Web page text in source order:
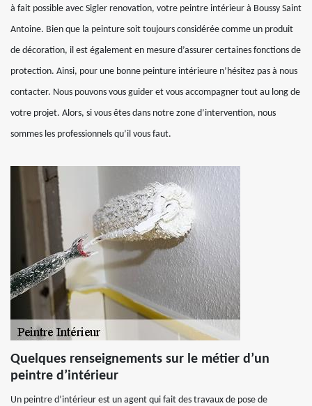
à fait possible avec Sigler renovation, votre peintre intérieur à Boussy Saint
Antoine. Bien que la peinture soit toujours considérée comme un produit
de décoration, il est également en mesure d’assurer certaines fonctions de
protection. Ainsi, pour une bonne peinture intérieure n’hésitez pas à nous
contacter. Nous pouvons vous guider et vous accompagner tout au long de
votre projet. Alors, si vous êtes dans notre zone d’intervention, nous
sommes les professionnels qu’il vous faut.
Quelques renseignements sur le métier d’un
peintre d’intérieur
Un peintre d’intérieur est un agent qui fait des travaux de pose de